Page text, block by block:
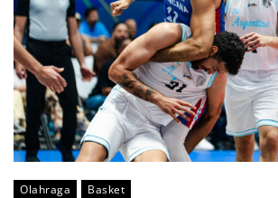
Olahraga Basket